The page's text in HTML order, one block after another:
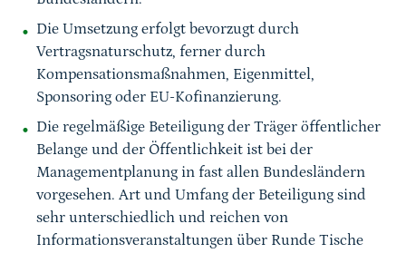
Die Umsetzung erfolgt bevorzugt durch
Vertragsnaturschutz, ferner durch
Kompensationsmaßnahmen, Eigenmittel,
Sponsoring oder EU-Kofinanzierung.
Die regelmäßige Beteiligung der Träger öffentlicher
Belange und der Öffentlichkeit ist bei der
Managementplanung in fast allen Bundesländern
vorgesehen. Art und Umfang der Beteiligung sind
sehr unterschiedlich und reichen von
Informationsveranstaltungen über Runde Tische